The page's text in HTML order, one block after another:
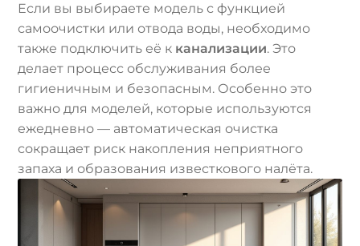
Если вы выбираете модель с функцией
самоочистки или отвода воды, необходимо
также подключить её к канализации. Это
делает процесс обслуживания более
гигиеничным и безопасным. Особенно это
важно для моделей, которые используются
ежедневно — автоматическая очистка
сокращает риск накопления неприятного
запаха и образования известкового налёта.